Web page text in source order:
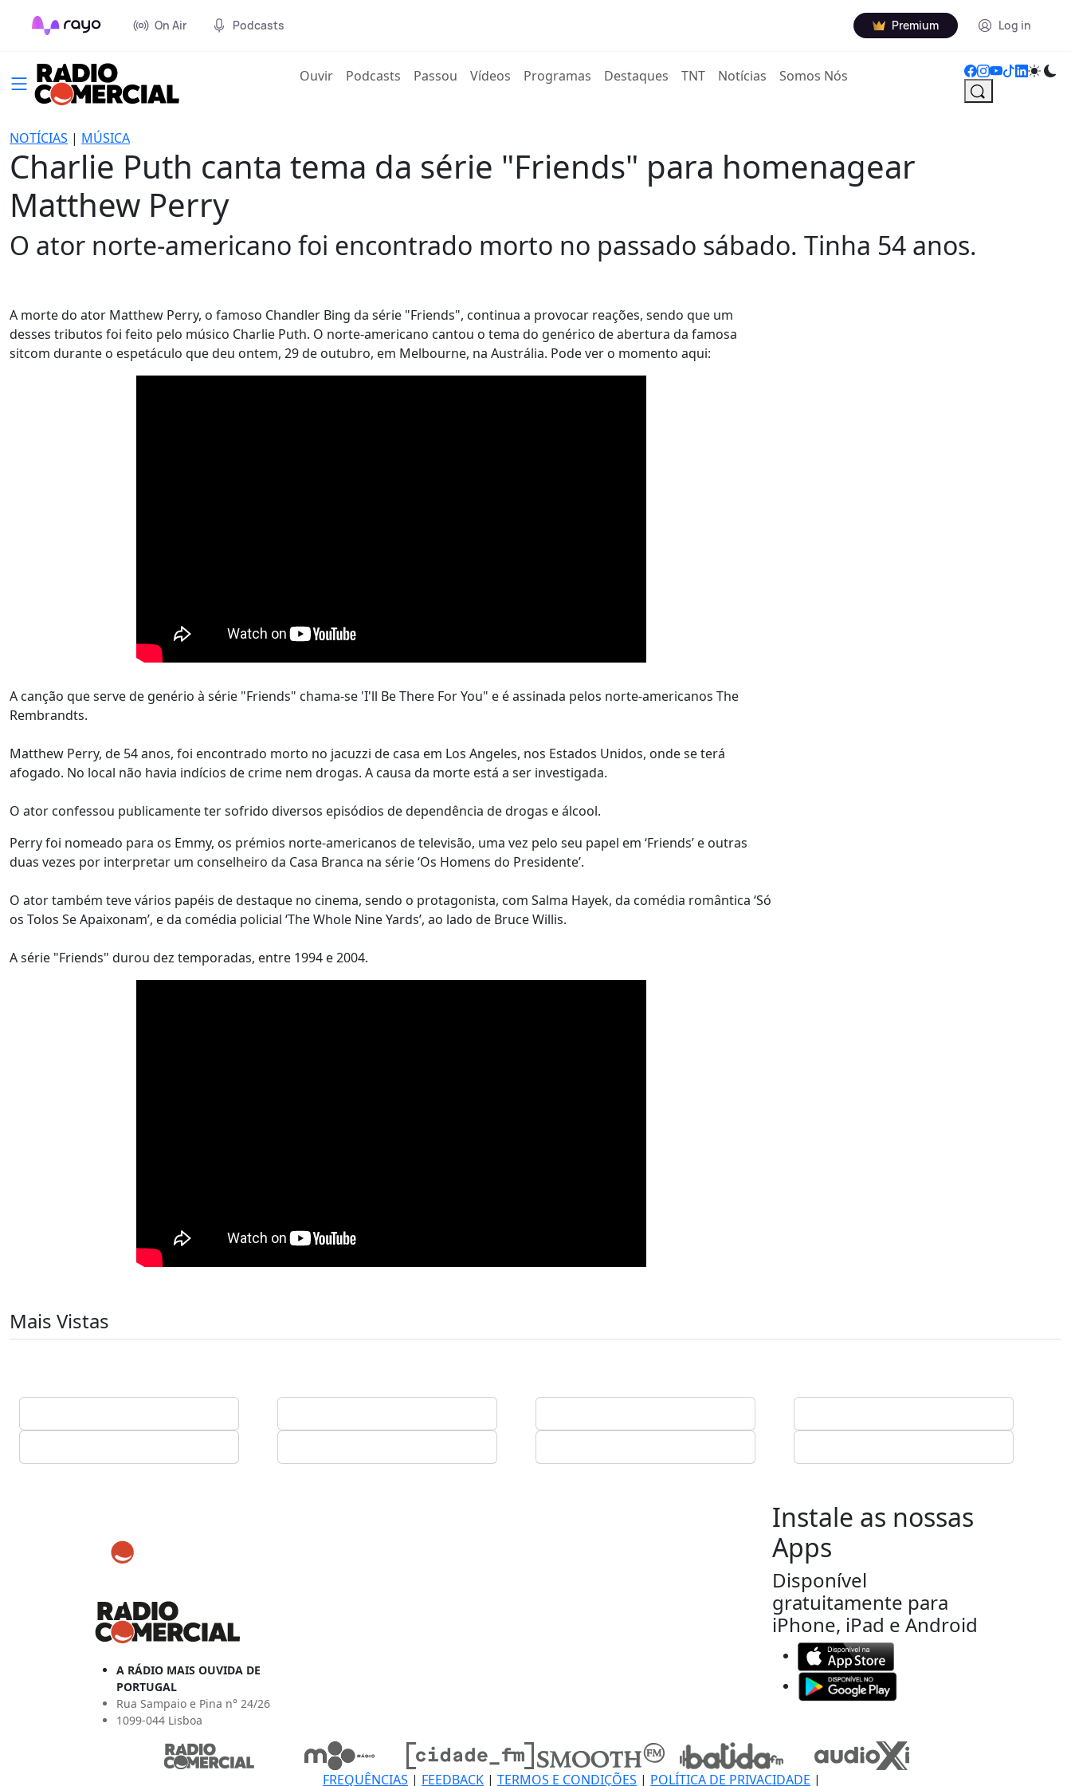
On Air Podcasts Premium Log in
Ouvir(current)
Podcasts Passou Vídeos Programas Destaques TNT Notícias Somos Nós
NOTÍCIAS | MÚSICA
Charlie Puth canta tema da série "Friends" para homenagear
Matthew Perry
O ator norte-americano foi encontrado morto no passado sábado. Tinha 54 anos.
A morte do ator Matthew Perry, o famoso Chandler Bing da série "Friends", continua a provocar reações, sendo que um
desses tributos foi feito pelo músico Charlie Puth. O norte-americano cantou o tema do genérico de abertura da famosa
sitcom durante o espetáculo que deu ontem, 29 de outubro, em Melbourne, na Austrália. Pode ver o momento aqui:
A canção que serve de genério à série "Friends" chama-se 'I'll Be There For You" e é assinada pelos norte-americanos The
Rembrandts.
Matthew Perry, de 54 anos, foi encontrado morto no jacuzzi de casa em Los Angeles, nos Estados Unidos, onde se terá
afogado. No local não havia indícios de crime nem drogas. A causa da morte está a ser investigada.
O ator confessou publicamente ter sofrido diversos episódios de dependência de drogas e álcool.
Perry foi nomeado para os Emmy, os prémios norte-americanos de televisão, uma vez pelo seu papel em ‘Friends’ e outras
duas vezes por interpretar um conselheiro da Casa Branca na série ‘Os Homens do Presidente’.
O ator também teve vários papéis de destaque no cinema, sendo o protagonista, com Salma Hayek, da comédia romântica ‘Só
os Tolos Se Apaixonam’, e da comédia policial ‘The Whole Nine Yards’, ao lado de Bruce Willis.
A série "Friends" durou dez temporadas, entre 1994 e 2004.
Mais Vistas
A RÁDIO MAIS OUVIDA DE
PORTUGAL
Rua Sampaio e Pina n° 24/26
1099-044 Lisboa
Instale as nossas
Apps
Disponível
gratuitamente para
iPhone, iPad e Android
FREQUÊNCIAS | FEEDBACK | TERMOS E CONDIÇÕES | POLÍTICA DE PRIVACIDADE |